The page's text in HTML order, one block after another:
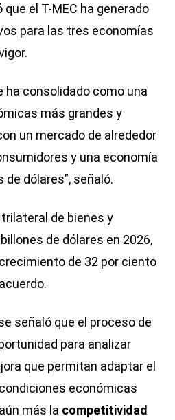
el T-MEC ha generado
para las tres economías
ha consolidado como una
más grandes y
un mercado de alrededor
y una economía
de dólares”, señaló.
de bienes y
de dólares en 2026,
de 32 por ciento
señaló que el proceso de
para analizar
que permitan adaptar el
económicas
más la competitividad